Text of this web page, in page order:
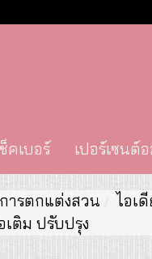
คเบอร์ เปอร์เซนต์
ารตกแต่งสวน
ไอเ
เติม ปรับปรุง